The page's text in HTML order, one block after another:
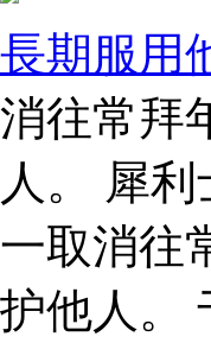
長期服用
消往常拜
人。 犀
一取消往
护他人。